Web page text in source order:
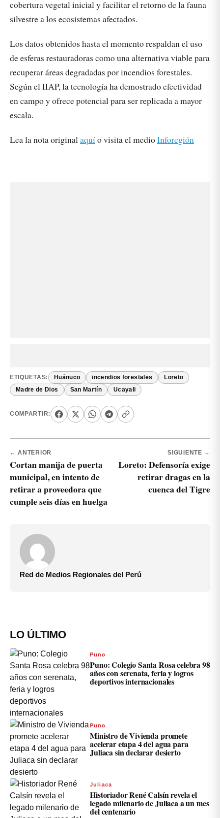
cobertura vegetal inicial y facilitar el retorno de la fauna
silvestre a los ecosistemas afectados.
Los datos obtenidos hasta el momento respaldan el uso
de esferas restauradoras como una alternativa viable para
recuperar áreas degradadas por incendios forestales.
Según el IIAP, la tecnología ha demostrado efectividad
en campo y ofrece potencial para ser replicada a mayor
escala.
Lea la nota originalaquío visita el medioInforegión
ETIQUETAS: Huánuco incendios forestales Loreto
Madre de Dios San Martín Ucayali
COMPARTIR:
← ANTERIOR
Cortan manija de puerta
municipal, en intento de
retirar a proveedora que
cumple seis días en huelga
SIGUIENTE →
Loreto: Defensoría exige
retirar dragas en la
cuenca del Tigre
Red de Medios Regionales del Perú
LO ÚLTIMO
Puno
Puno: Colegio Santa Rosa celebra 98
años con serenata, feria y logros
deportivos internacionales
Puno
Ministro de Vivienda promete
acelerar etapa 4 del agua para
Juliaca sin declarar desierto
Juliaca
Historiador René Calsín revela el
legado milenario de Juliaca a un mes
del centenario